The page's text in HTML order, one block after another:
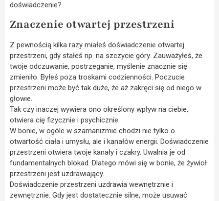
doświadczenie?
Znaczenie otwartej przestrzeni
Z pewnością kilka razy miałeś doświadczenie otwartej
przestrzeni, gdy stałeś np. na szczycie góry. Zauważyłeś, że
twoje odczuwanie, postrzeganie, myślenie znacznie się
zmieniło. Byłeś poza troskami codzienności. Poczucie
przestrzeni może być tak duże, że aż zakręci się od niego w
głowie.
Tak czy inaczej wywiera ono określony wpływ na ciebie,
otwiera cię fizycznie i psychicznie.
W bonie, w ogóle w szamanizmie chodzi nie tylko o
otwartość ciała i umysłu, ale i kanałów energii. Doświadczenie
przestrzeni otwiera twoje kanały i czakry. Uwalnia je od
fundamentalnych blokad. Dlatego mówi się w bonie, że żywioł
przestrzeni jest uzdrawiający.
Doświadczenie przestrzeni uzdrawia wewnętrznie i
zewnętrznie. Gdy jest dostatecznie silne, może usuwać